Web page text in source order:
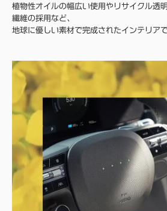
植物性オイルの幅広い使用やリサイクル透
繊維の採用など、
地球に優しい素材で完成されたインテリアで